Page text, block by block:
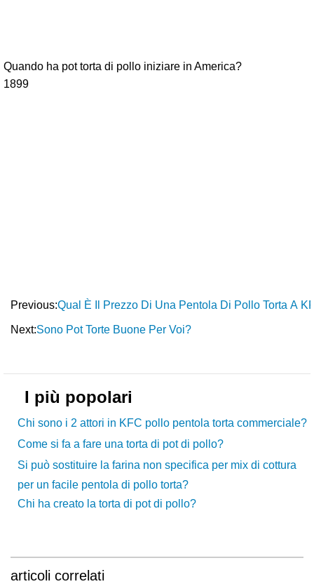
Quando ha pot torta di pollo iniziare in America?
1899
Previous:Qual È Il Prezzo Di Una Pentola Di Pollo Torta A
Next:Sono Pot Torte Buone Per Voi?
I più popolari
Chi sono i 2 attori in KFC pollo pentola torta commerciale?
Come si fa a fare una torta di pot di pollo?
Si può sostituire la farina non specifica per mix di cottura
per un facile pentola di pollo torta?
Chi ha creato la torta di pot di pollo?
articoli correlati